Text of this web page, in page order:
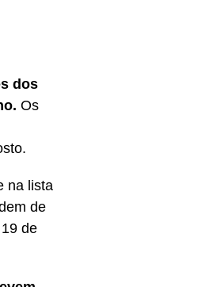
dos
Os
na lista
de
de